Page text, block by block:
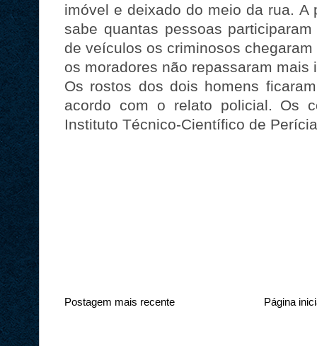
imóvel e deixado do meio da rua.
sabe quantas pessoas
de veículos os criminosos
os moradores não repassaram mais
Os rostos dos dois homens
acordo com o relato policial. Os
Instituto Técnico-Científico de
Postagem mais recente Página